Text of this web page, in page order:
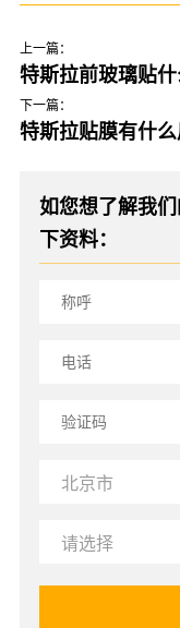
上一篇：
特斯拉前玻璃贴
下一篇：
特斯拉贴膜有什
如您想了解我
下资料：